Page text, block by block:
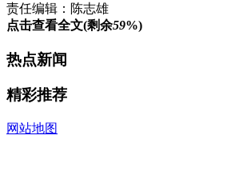
责任编辑：陈志雄
点击查看全文(剩余59%)
热点新闻
精彩推荐
网站地图